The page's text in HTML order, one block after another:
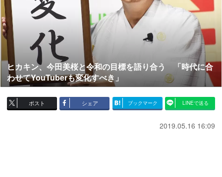
ヒカキン、今田美桜と令和の目標を語り合う 「時代に合
わせてYouTuberも変化すべき」
ポスト シェア ブックマーク LINEで送る
2019.05.16 16:09